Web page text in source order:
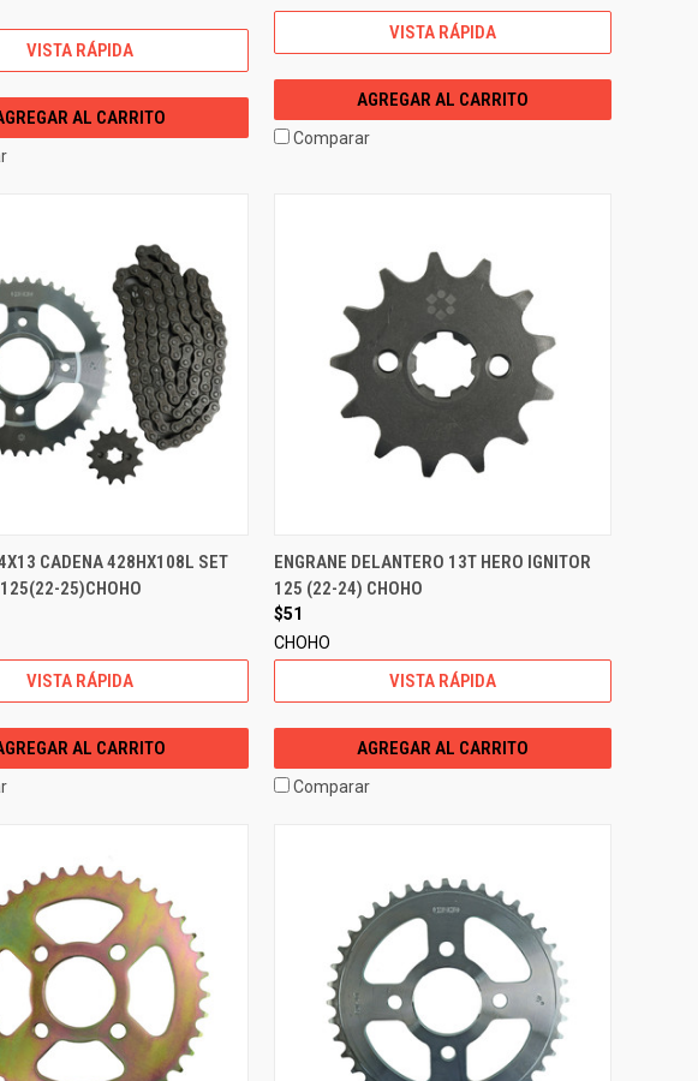
VISTA RÁPIDA
AL CARRITO
VISTA RÁPIDA
AGREGAR AL CARRITO
Comparar
CADENA 428HX108L SET
25)CHOHO
VISTA RÁPIDA
AL CARRITO
ENGRANE DELANTERO 13T HERO IGNITOR
125 (22-24) CHOHO
$51
CHOHO
VISTA RÁPIDA
AGREGAR AL CARRITO
Comparar